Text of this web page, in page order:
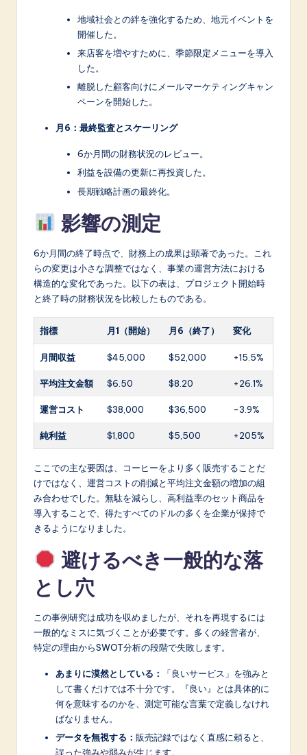
地域社会との絆を強化するため、地元イベントを
開催した。
来店客を増やすために、季節限定メニューを導入
した。
離脱した顧客向けにメールマーケティングキャン
ペーンを開始した。
月6：最終監査とスケーリング
6か月間の財務状況のレビュー。
利益を設備の更新に再投資した。
長期戦略計画の最終化。
影響の測定
6か月間の終了時点で、財務上の成果は顕著であった。これ
らの変更は小さな調整ではなく、事業の運営方法における
構造的な変化であった。以下の表は、プロジェクト開始時
と終了時の財務状況を比較したものである。
指標 月1（開始） 月6（終了） 変化
月間収益 $45,000 $52,000 +15.5%
平均注文金額 $6.50 $8.20 +26.1%
運営コスト $38,000 $36,500 -3.9%
純利益 $1,800 $5,500 +205%
ここでの主な要因は、コーヒーをより多く販売することだ
けではなく、運営コストの削減と平均注文金額の増加の組
み合わせでした。無駄を減らし、高利益率のセット商品を
導入することで、得たすべてのドルの多くを企業が保持で
きるようになりました。
避けるべき一般的な落
とし穴
この事例研究は成功を収めましたが、それを再現するには
一般的なミスに気づくことが必要です。多くの経営者が、
特定の理由からSWOT分析の段階で失敗します。
あまりに漠然としている：
「良いサービス」を強みと
して書くだけでは不十分です。『良い』とは具体的に
何を意味するのかを、測定可能な言葉で定義しなけれ
ばなりません。
データを無視する： 販売記録ではなく直感に頼ると、
誤った強みや弱みが生じます。